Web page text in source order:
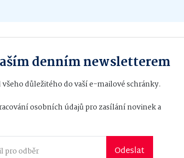
denním newsletterem
důležitého do vaší e-mailové schránky.
osobních údajůpro zasílání novinek a
Odeslat